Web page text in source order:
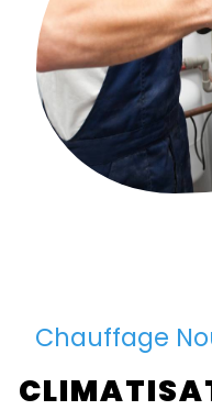
Chauffage